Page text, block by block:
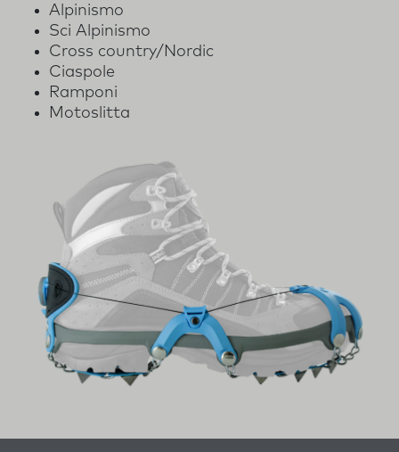
Alpinismo
Sci Alpinismo
Cross country/Nordic
Ciaspole
Ramponi
Motoslitta